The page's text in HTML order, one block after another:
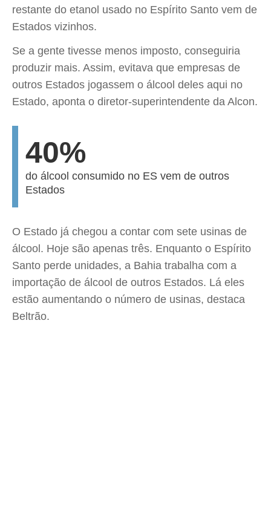
restante do etanol usado no Espírito Santo vem de
Estados vizinhos.
Se a gente tivesse menos imposto, conseguiria
produzir mais. Assim, evitava que empresas de
outros Estados jogassem o álcool deles aqui no
Estado, aponta o diretor-superintendente da Alcon.
40%
do álcool consumido no ES vem de outros
Estados
O Estado já chegou a contar com sete usinas de
álcool. Hoje são apenas três. Enquanto o Espírito
Santo perde unidades, a Bahia trabalha com a
importação de álcool de outros Estados. Lá eles
estão aumentando o número de usinas, destaca
Beltrão.